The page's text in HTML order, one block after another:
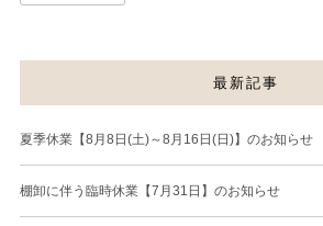
最新記事
夏季休業【8月8日(土)～8月16日(日)】のお知らせ
棚卸に伴う臨時休業【7月31日】のお知らせ